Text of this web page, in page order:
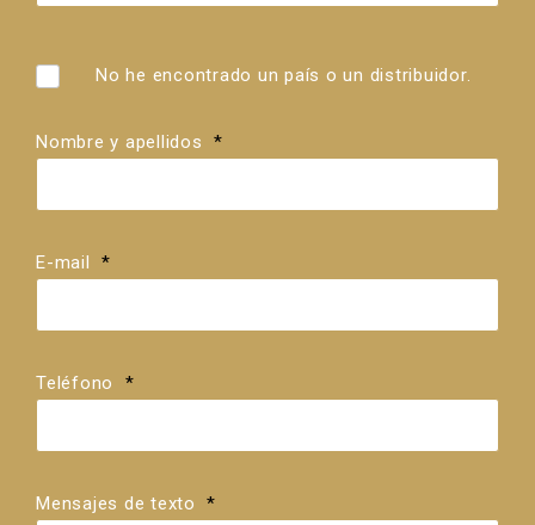
No he encontrado un país o un distribuidor.
Nombre y apellidos *
E-mail *
Teléfono *
Mensajes de texto *